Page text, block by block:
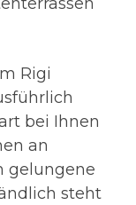
Rigi
bei Ihnen
an
gelungene
steht